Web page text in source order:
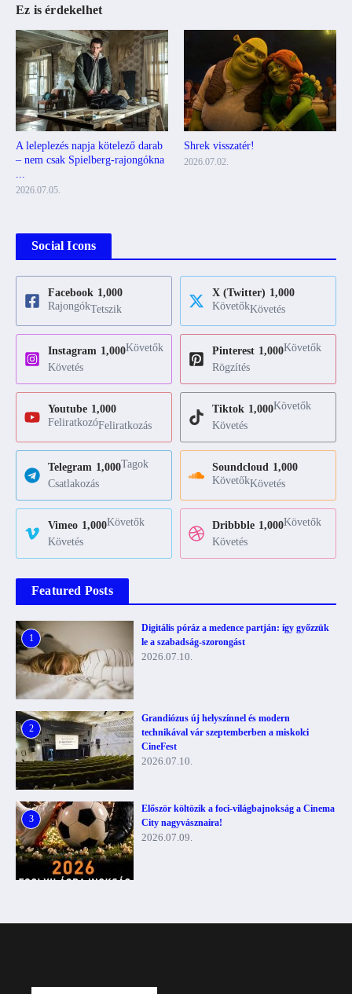
Ez is érdekelhet
A leleplezés napja kötelező darab
– nem csak Spielberg-rajongókna
...
2026.07.05.
Shrek visszatér!
2026.07.02.
Social Icons
Facebook 1,000
RajongókTetszik
X (Twitter) 1,000
KövetőkKövetés
Instagram 1,000Követők
Követés
Pinterest 1,000Követők
Rögzítés
Youtube 1,000
FeliratkozóFeliratkozás
Tiktok 1,000Követők
Követés
Telegram 1,000Tagok
Csatlakozás
Soundcloud 1,000
KövetőkKövetés
Vimeo 1,000Követők
Követés
Dribbble 1,000Követők
Követés
Featured Posts
1
Digitális póráz a medence partján: így győzzük
le a szabadság-szorongást
2026.07.10.
2
Grandiózus új helyszínnel és modern
technikával vár szeptemberben a miskolci
CineFest
2026.07.10.
3
Először költözik a foci-világbajnokság a Cinema
City nagyvásznaira!
2026.07.09.